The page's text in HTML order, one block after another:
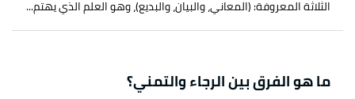
الثلاثة المعروفة: (المعاني، والبيان، والبديع)، وهو العلم الذي يهتم...
ما هو الفرق بين الرجاء والتمني؟